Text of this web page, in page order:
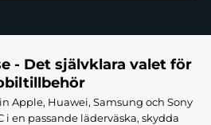
- Det självklara valet för
Apple, Huawei, Samsung och Sony
i en passande läderväska, skydda